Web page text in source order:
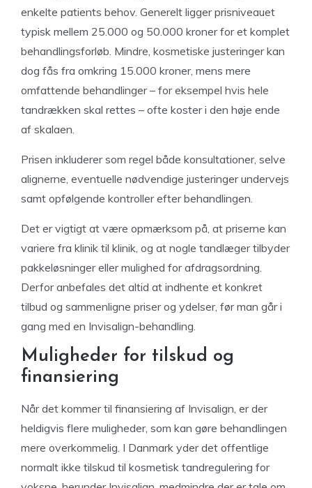
enkelte patients behov. Generelt ligger prisniveauet
typisk mellem 25.000 og 50.000 kroner for et komplet
behandlingsforløb. Mindre, kosmetiske justeringer kan
dog fås fra omkring 15.000 kroner, mens mere
omfattende behandlinger – for eksempel hvis hele
tandrækken skal rettes – ofte koster i den høje ende
af skalaen.
Prisen inkluderer som regel både konsultationer, selve
alignerne, eventuelle nødvendige justeringer undervejs
samt opfølgende kontroller efter behandlingen.
Det er vigtigt at være opmærksom på, at priserne kan
variere fra klinik til klinik, og at nogle tandlæger tilbyder
pakkeløsninger eller mulighed for afdragsordning.
Derfor anbefales det altid at indhente et konkret
tilbud og sammenligne priser og ydelser, før man går i
gang med en Invisalign-behandling.
Muligheder for tilskud og
finansiering
Når det kommer til finansiering af Invisalign, er der
heldigvis flere muligheder, som kan gøre behandlingen
mere overkommelig. I Danmark yder det offentlige
normalt ikke tilskud til kosmetisk tandregulering for